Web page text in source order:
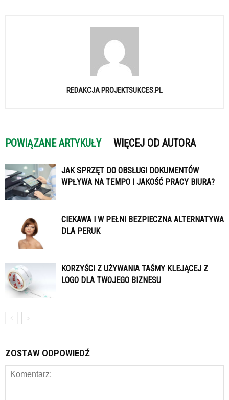
REDAKCJA PROJEKTSUKCES.PL
POWIĄZANE ARTYKUŁY WIĘCEJ OD AUTORA
JAK SPRZĘT DO OBSŁUGI DOKUMENTÓW
WPŁYWA NA TEMPO I JAKOŚĆ PRACY BIURA?
CIEKAWA I W PEŁNI BEZPIECZNA ALTERNATYWA
DLA PERUK
KORZYŚCI Z UŻYWANIA TAŚMY KLEJĄCEJ Z
LOGO DLA TWOJEGO BIZNESU
ZOSTAW ODPOWIEDŹ